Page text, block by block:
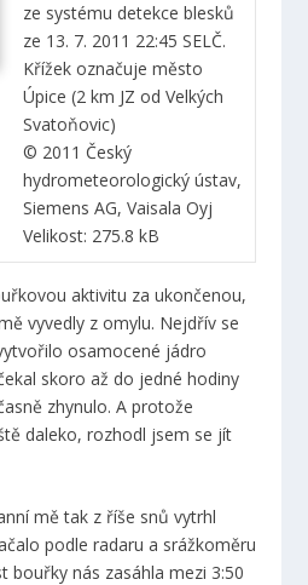
ze systému detekce blesků
ze 13. 7. 2011 22:45 SELČ.
Křížek označuje město
Úpice (2 km JZ od Velkých
Svatoňovic)
© 2011 Český
hydrometeorologický ústav,
Siemens AG, Vaisala Oyj
Velikost: 275.8 kB
aktivitu za ukončenou,
vyvedly z omylu. Nejdřív se
osamocené jádro
skoro až do jedné hodiny
zhynulo. A protože
daleko, rozhodl jsem se jít
mě tak z říše snů vytrhl
podle radaru a srážkoměru
bouřky nás zasáhla mezi 3:50